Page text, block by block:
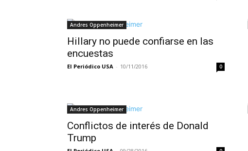
Andres Oppenheimer
Hillary no puede confiarse en las
encuestas
El Periódico USA - 10/11/2016 0
Andres Oppenheimer
Conflictos de interés de Donald
Trump